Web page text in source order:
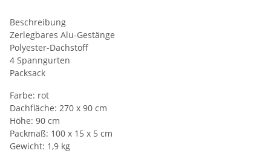
Beschreibung
Zerlegbares Alu-Gestänge
Polyester-Dachstoff
4 Spanngurten
Packsack
Farbe: rot
Dachfläche: 270 x 90 cm
Höhe: 90 cm
Packmaß: 100 x 15 x 5 cm
Gewicht: 1,9 kg